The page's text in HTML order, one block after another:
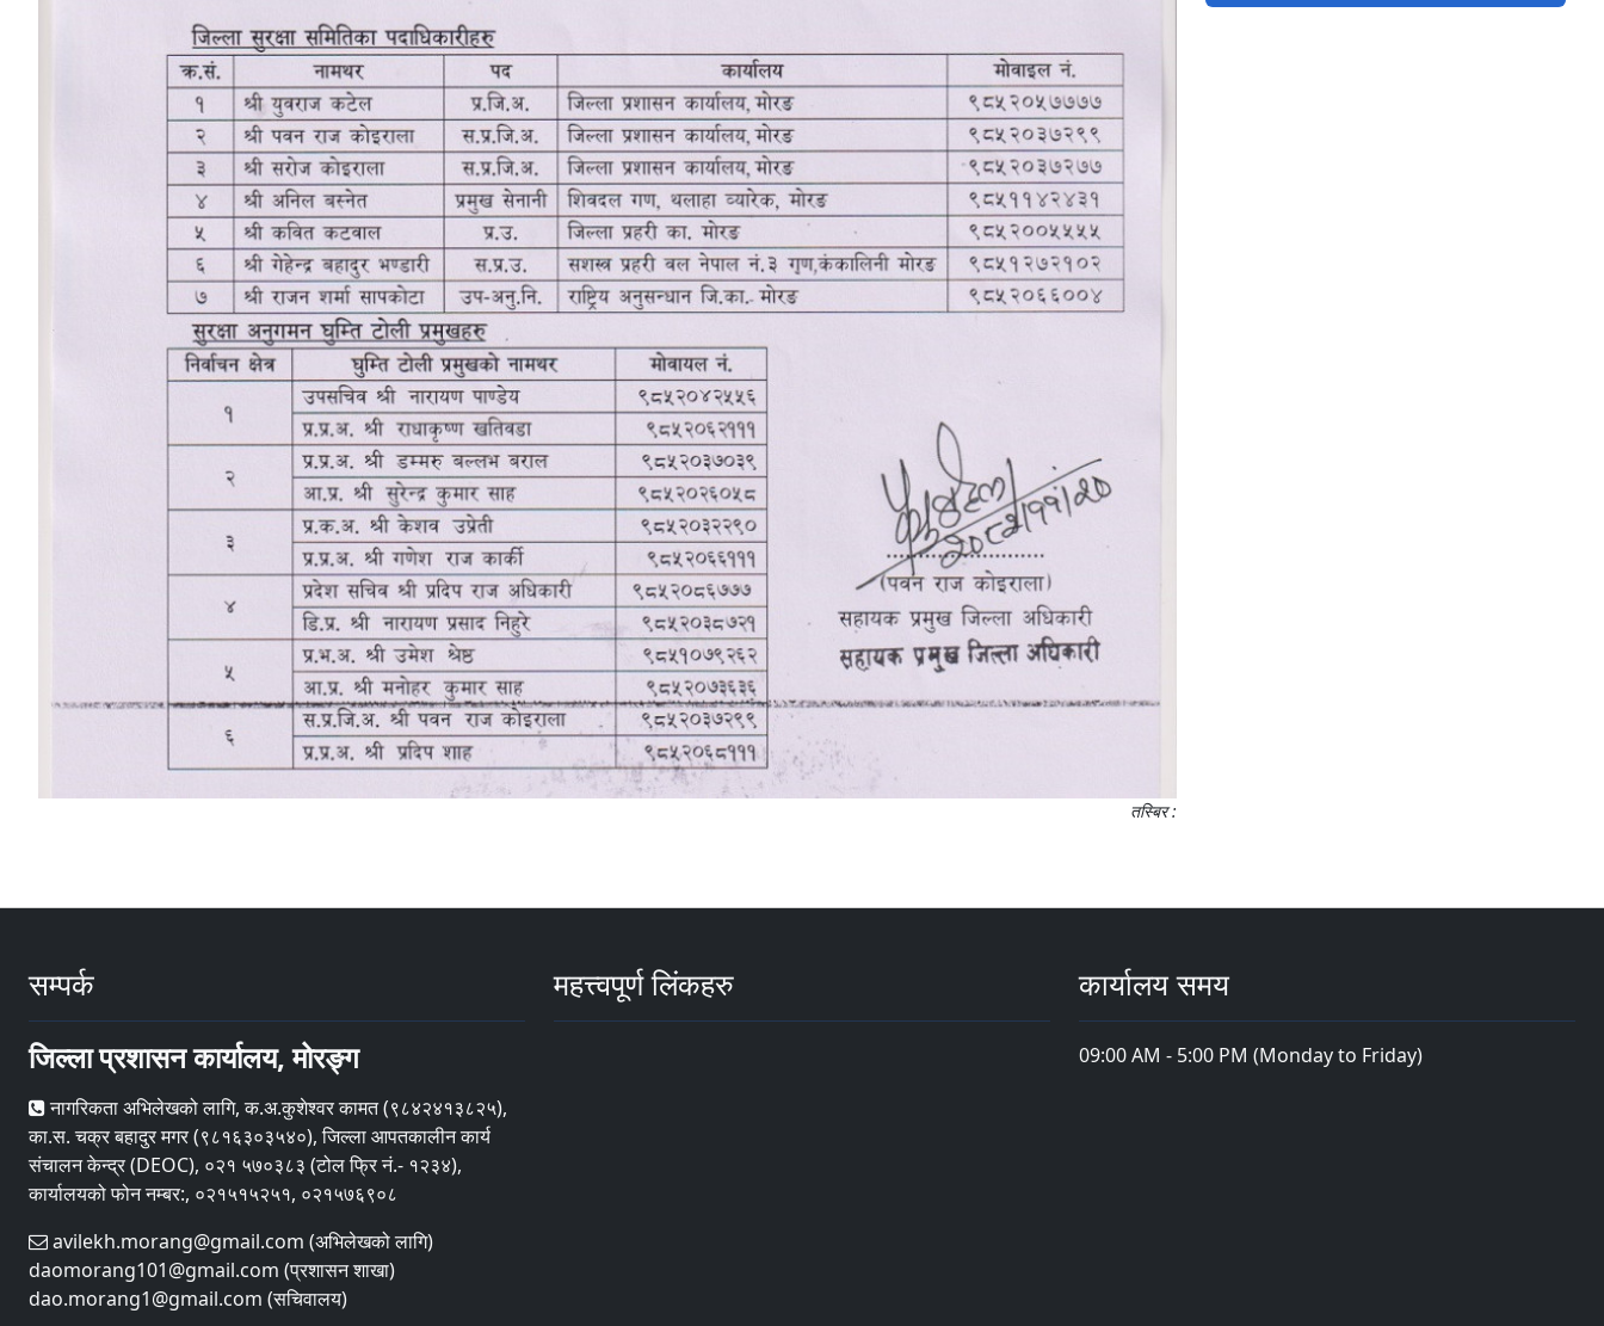
तस्बिर :
सम्पर्क
जिल्ला प्रशासन कार्यालय, मोरङ्ग
नागरिकता अभिलेखको लागि, क.अ.कुशेश्वर कामत (९८४२४१३८२५),
का.स. चक्र बहादुर मगर (९८१६३०३५४०), जिल्ला आपतकालीन कार्य
संचालन केन्द्र (DEOC), ०२१ ५७०३८३ (टोल फ्रि नं.- १२३४),
कार्यालयको फोन नम्बर:, ०२१५१५२५१, ०२१५७६९०८
avilekh.morang@gmail.com (अभिलेखको लागि)
daomorang101@gmail.com (प्रशासन शाखा)
dao.morang1@gmail.com (सचिवालय)
महत्त्वपूर्ण लिंकहरु कार्यालय समय
09:00 AM - 5:00 PM (Monday to Friday)